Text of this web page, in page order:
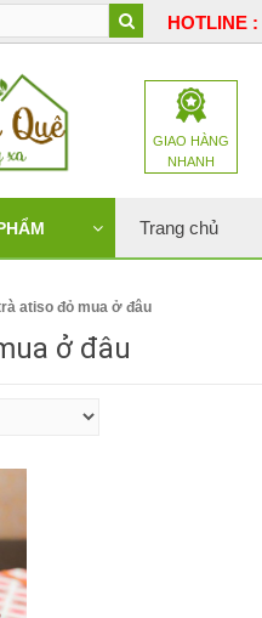
HOTLINE :
GIAO HÀNG
NHANH
Trang chủ
atiso đỏ mua ở đâu
ở đâu